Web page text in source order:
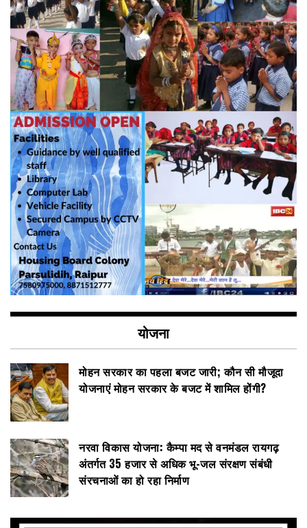
योजना
मोहन सरकार का पहला बजट जारी; कौन सी मौजूदा
योजनाएं मोहन सरकार के बजट में शामिल होंगी?
नरवा विकास योजना: कैम्पा मद से वनमंडल रायगढ़
अंतर्गत 35 हजार से अधिक भू-जल संरक्षण संबंधी
संरचनाओं का हो रहा निर्माण